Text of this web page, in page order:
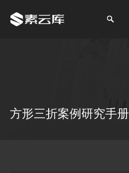
方形三折案例研究手册